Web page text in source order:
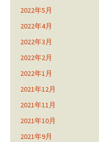
2022年5月
2022年4月
2022年3月
2022年2月
2022年1月
2021年12月
2021年11月
2021年10月
2021年9月